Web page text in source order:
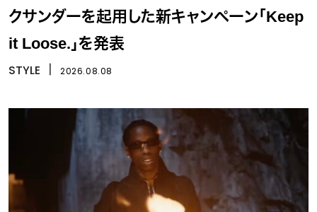
クサンダーを起用した新キャンペーン「Keep
it Loose.」を発表
STYLE 2026.08.08